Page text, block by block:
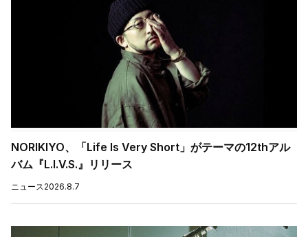
NORIKIYO、「Life Is Very Short」がテーマの12thアル
バム『L.I.V.S.』リリース
ニュース 2026.8.7